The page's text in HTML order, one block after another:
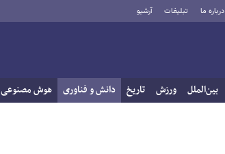
درباره ما تبلیغات آرشیو
بین‌الملل ورزش تاریخ دانش و فناوری هوش مصنوعی